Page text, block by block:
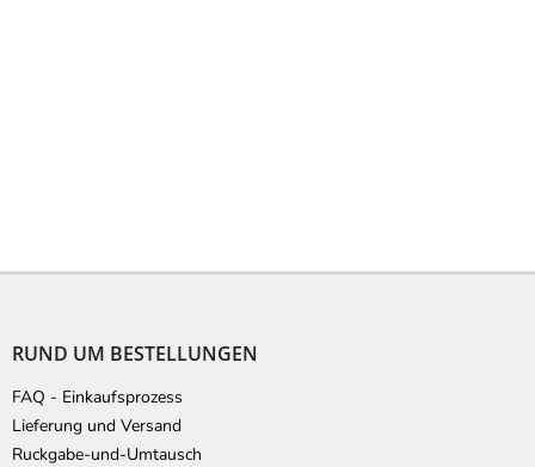
F
RUND UM BESTELLUNGEN
FAQ - Einkaufsprozess
Lieferung und Versand
Ruckgabe-und-Umtausch